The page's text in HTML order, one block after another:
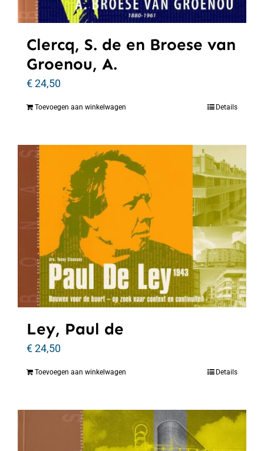
Clercq, S. de en Broese van
Groenou, A.
€24,50
Toevoegen aan winkelwagen Details
Ley, Paul de
€24,50
Toevoegen aan winkelwagen Details